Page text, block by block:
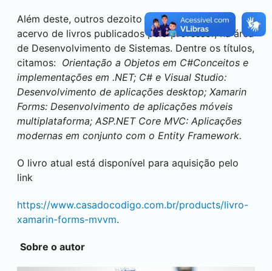
Além deste, outros dezoito títulos compõem o
acervo de livros publicados pelo professor, na área
de Desenvolvimento de Sistemas. Dentre os títulos,
citamos: Orientação a Objetos em C#Conceitos e
implementações em .NET; C# e Visual Studio:
Desenvolvimento de aplicações desktop; Xamarin
Forms: Desenvolvimento de aplicações móveis
multiplataforma; ASP.NET Core MVC: Aplicações
modernas em conjunto com o Entity Framework.
O livro atual está disponível para aquisição pelo
link
https://www.casadocodigo.com.br/products/livro-
xamarin-forms-mvvm.
Sobre o autor